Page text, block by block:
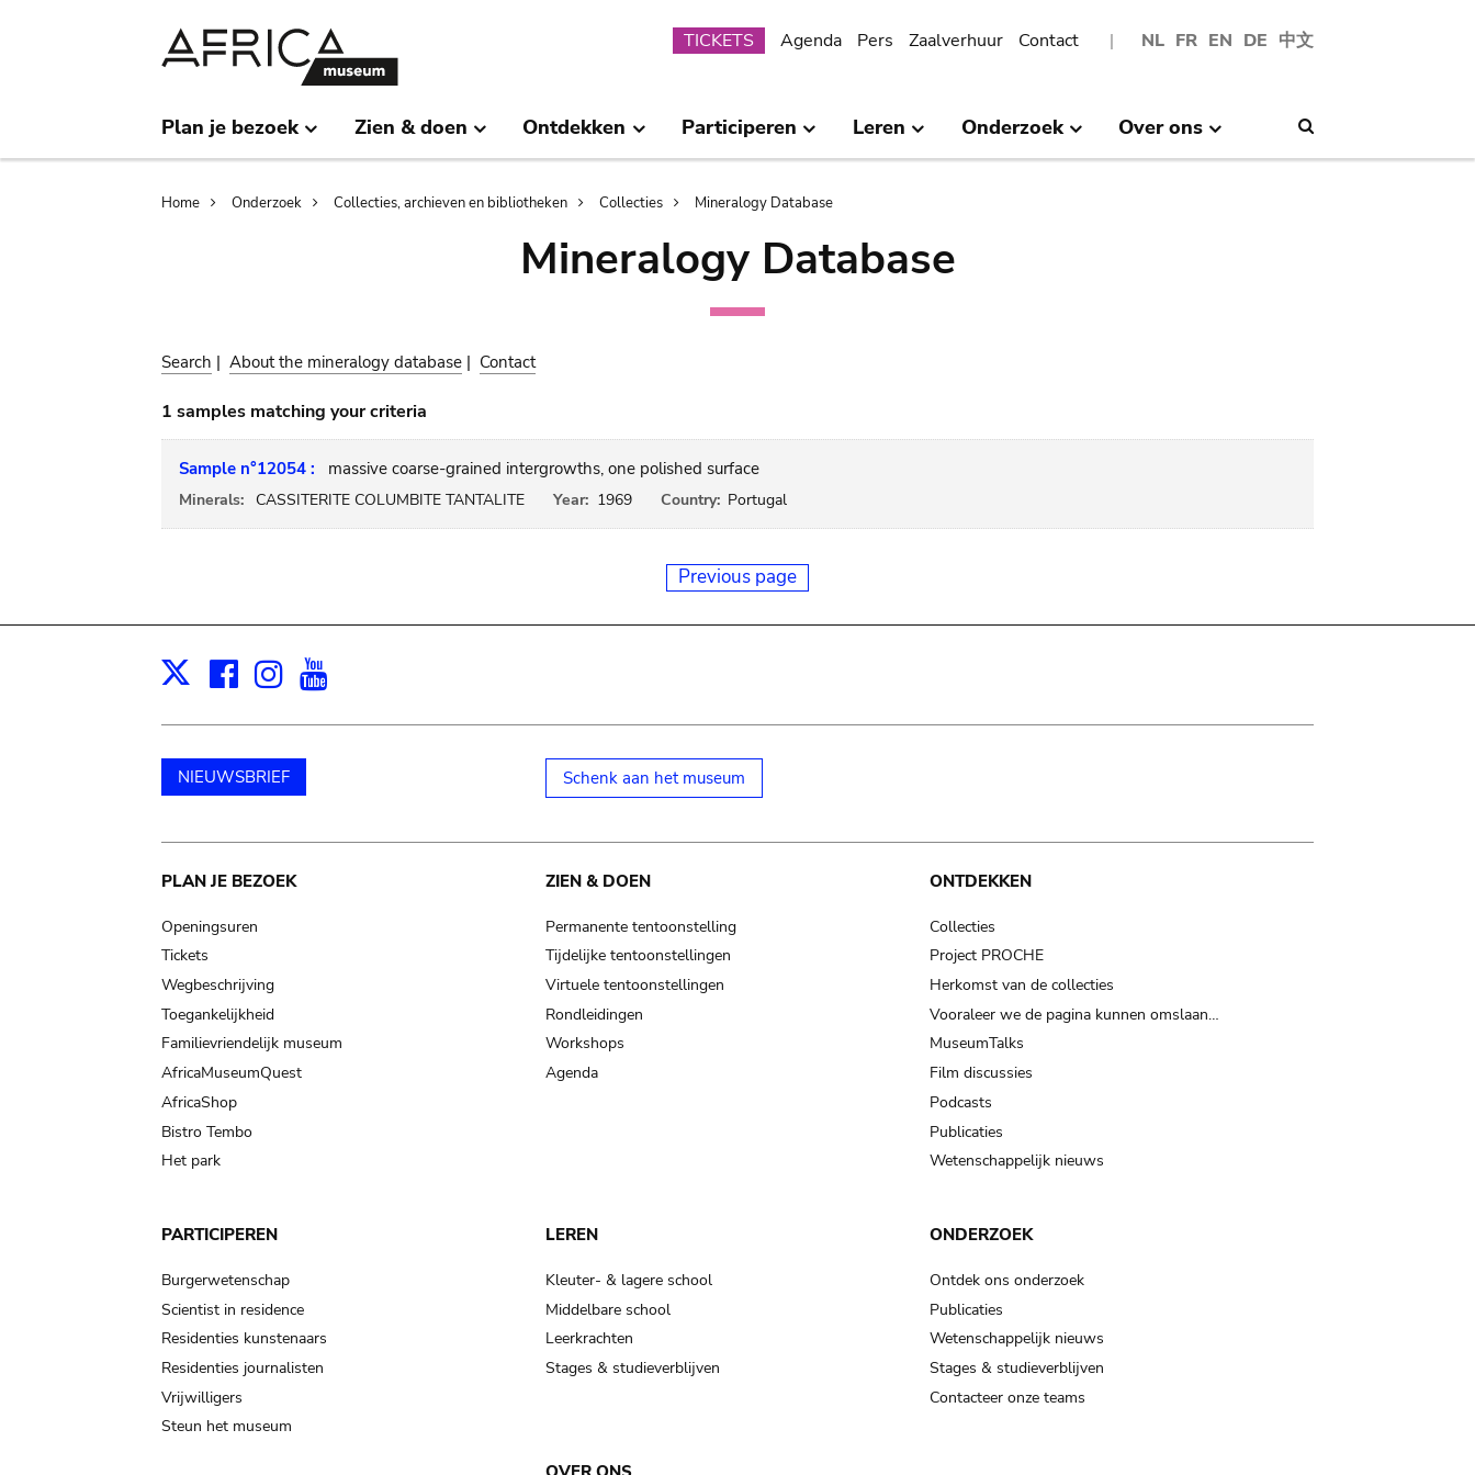
NL FR EN DE 中文
Submenu
TICKETS Agenda Pers Zaalverhuur Contact
Plan je bezoek Zien & doen Ontdekken Participeren Leren Onderzoek Over ons
Breadcrumb
Home Onderzoek Collecties, archieven en bibliotheken Collecties Mineralogy Database
Mineralogy Database
Search | About the mineralogy database | Contact
1 samples matching your criteria
Sample n°12054 : massive coarse-grained intergrowths, one polished surface
Minerals: CASSITERITE COLUMBITE TANTALITE Year: 1969 Country: Portugal
Previous page
X Facebook
Instagram
NIEUWSBRIEF Schenk aan het museum
Main
navigation
PLAN JE BEZOEK
Openingsuren
Tickets
Wegbeschrijving
Toegankelijkheid
Familievriendelijk museum
AfricaMuseumQuest
AfricaShop
Bistro Tembo
Het park
ZIEN & DOEN
Permanente tentoonstelling
Tijdelijke tentoonstellingen
Virtuele tentoonstellingen
Rondleidingen
Workshops
Agenda
ONTDEKKEN
Collecties
Project PROCHE
Herkomst van de collecties
Vooraleer we de pagina kunnen omslaan…
MuseumTalks
Film discussies
Podcasts
Publicaties
Wetenschappelijk nieuws
PARTICIPEREN
Burgerwetenschap
Scientist in residence
Residenties kunstenaars
Residenties journalisten
Vrijwilligers
Steun het museum
LEREN
Kleuter- & lagere school
Middelbare school
Leerkrachten
Stages & studieverblijven
ONDERZOEK
Ontdek ons onderzoek
Publicaties
Wetenschappelijk nieuws
Stages & studieverblijven
Contacteer onze teams